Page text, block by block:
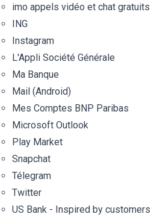
imo appels vidéo et chat gratuits
ING
Instagram
L'Appli Société Générale
Ma Banque
Mail (Android)
Mes Comptes BNP Paribas
Microsoft Outlook
Play Market
Snapchat
Télegram
Twitter
US Bank - Inspired by customers